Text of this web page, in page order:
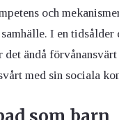
och
I en tidsålder
det ändå
med sin sociala